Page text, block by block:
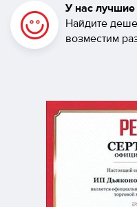
У нас
Найдите
возместим